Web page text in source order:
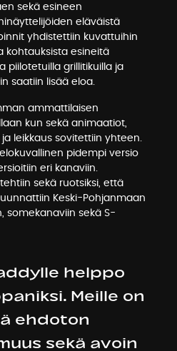
sekä esineen
eläväistä
yhdistettiin kuvattuihin
kohtauksista esineitä
piilotetuilla grillitikuilla ja
saatiin lisää eloa.
ammattilaisen
kun sekä animaatiot,
leikkaus sovitettiin yhteen.
pidempi versio
eri kanaviin.
sekä ruotsiksi, että
Keski-Pohjanmaan
somekanaviin sekä S-
helppo
Meille on
ehdoton
sekä avoin